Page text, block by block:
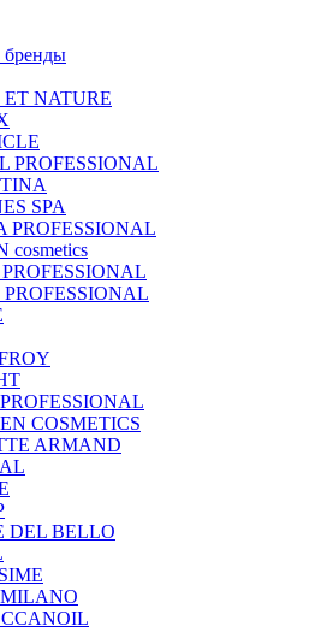
бренды
NATURE
PROFESSIONAL
SPA
PROFESSIONAL
cosmetics
PROFESSIONAL
COSMETICS
ARMAND
DEL BELLO